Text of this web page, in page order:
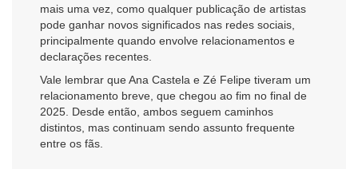
mais uma vez, como qualquer publicação de artistas
pode ganhar novos significados nas redes sociais,
principalmente quando envolve relacionamentos e
declarações recentes.
Vale lembrar que Ana Castela e Zé Felipe tiveram um
relacionamento breve, que chegou ao fim no final de
2025. Desde então, ambos seguem caminhos
distintos, mas continuam sendo assunto frequente
entre os fãs.